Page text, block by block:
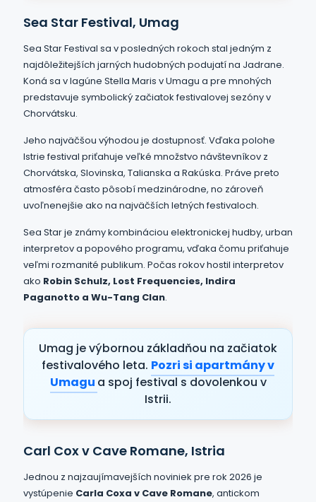
Sea Star Festival, Umag
Sea Star Festival sa v posledných rokoch stal jedným z
najdôležitejších jarných hudobných podujatí na Jadrane.
Koná sa v lagúne Stella Maris v Umagu a pre mnohých
predstavuje symbolický začiatok festivalovej sezóny v
Chorvátsku.
Jeho najväčšou výhodou je dostupnosť. Vďaka polohe
Istrie festival priťahuje veľké množstvo návštevníkov z
Chorvátska, Slovinska, Talianska a Rakúska. Práve preto
atmosféra často pôsobí medzinárodne, no zároveň
uvoľnenejšie ako na najväčších letných festivaloch.
Sea Star je známy kombináciou elektronickej hudby, urban
interpretov a popového programu, vďaka čomu priťahuje
veľmi rozmanité publikum. Počas rokov hostil interpretov
ako Robin Schulz, Lost Frequencies, Indira
Paganotto a Wu-Tang Clan.
Umag je výbornou základňou na začiatok
festivalového leta. Pozri si apartmány v
Umagu a spoj festival s dovolenkou v
Istrii.
Carl Cox v Cave Romane, Istria
Jednou z najzaujímavejších noviniek pre rok 2026 je
vystúpenie Carla Coxa v Cave Romane, antickom